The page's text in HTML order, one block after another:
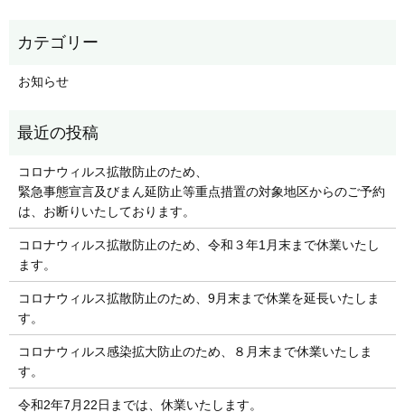
お知らせ
コロナウィルス拡散防止のため、
緊急事態宣言及びまん延防止等重点措置の対象地区からのご予約
は、お断りいたしております。
コロナウィルス拡散防止のため、令和３年1月末まで休業いたし
ます。
コロナウィルス拡散防止のため、9月末まで休業を延長いたしま
す。
コロナウィルス感染拡大防止のため、８月末まで休業いたしま
す。
令和2年7月22日までは、休業いたします。